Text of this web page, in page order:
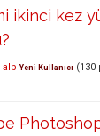
ikinci kez
alp Yeni Kullanıcı (130